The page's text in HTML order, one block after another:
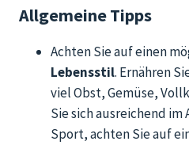
Allgemeine Tipps
Achten Sie auf einen
Lebensstil. Ernähren
viel Obst, Gemüse,
Sie sich ausreichend
Sport, achten Sie auf